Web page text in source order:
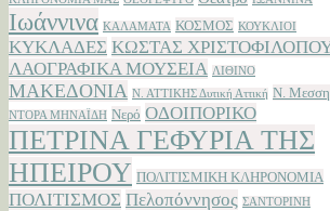
Ιωάννινα ΚΑΛΑΜΑΤΑ ΚΟΣΜΟΣ ΚΟΥΚΛΙΟΙ
ΚΥΚΛΑΔΕΣ ΚΩΣΤΑΣ
ΛΑΟΓΡΑΦΙΚΑ ΜΟΥΣΕΙΑ ΛΙΘΙΝΟ
ΜΑΚΕΔΟΝΙΑ Ν. ΑΤΤΙΚΗΣ Δυτική Αττική Ν.
ΝΤΟΡΑ ΜΗΝΑΪΔΗ Νερό ΟΔΟΙΠΟΡΙΚΟ
ΠΕΤΡΙΝΑ ΓΕΦΥΡΙΑ ΤΗΣ
ΗΠΕΙΡΟΥ ΠΟΛΙΤΙΣΜΙΚΗ ΚΛΗΡΟΝΟΜΙΑ
ΠΟΛΙΤΙΣΜΟΣ Πελοπόννησος ΣΑΝΤΟΡΙΝΗ